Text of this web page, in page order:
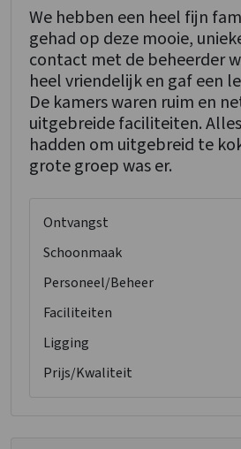
We hebben een heel fijn
gehad op deze mooie,
contact met de beheerder
heel vriendelijk en gaf een
De kamers waren ruim en
uitgebreide faciliteiten.
hadden om uitgebreid te
grote groep was er.
Ontvangst
Schoonmaak
Personeel/Beheer
Faciliteiten
Ligging
Prijs/Kwaliteit